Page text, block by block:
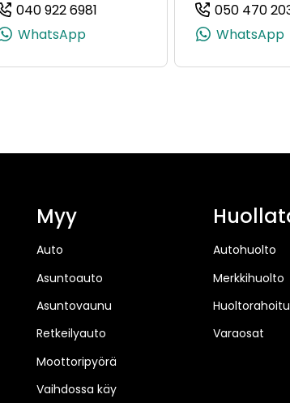
0409225995, +358 40 922 5995)
040 922 6981
(+358409226981,
WhatsApp
050 470
WhatsApp
Myy
Auto
Asuntoauto
Asuntovaunu
Retkeilyauto
Moottoripyörä
Vaihdossa käy
Autohuolto
Merkkihuolto
Varaosat